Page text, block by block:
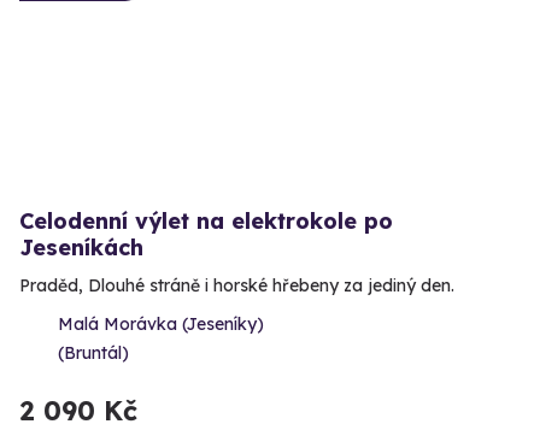
Celodenní výlet na elektrokole po
Jeseníkách
Praděd, Dlouhé stráně i horské hřebeny za jediný den.
Malá Morávka (Jeseníky)
(Bruntál)
2 090 Kč